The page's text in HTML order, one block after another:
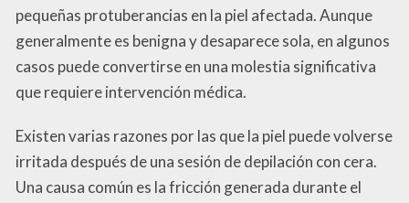
pequeñas protuberancias en la piel afectada. Aunque
generalmente es benigna y desaparece sola, en algunos
casos puede convertirse en una molestia significativa
que requiere intervención médica.
Existen varias razones por las que la piel puede volverse
irritada después de una sesión de depilación con cera.
Una causa común es la fricción generada durante el